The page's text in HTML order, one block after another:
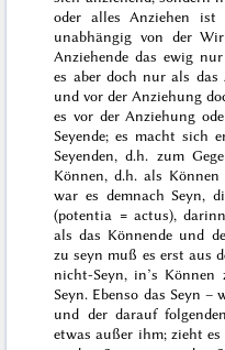
oder alles Anziehen
unabhängig von der
Anziehende das ewig nur
es aber doch nurals das
und vor der Anziehung
es vor der Anziehung
Seyende; es macht sich
Seyenden, d.h. zum
Können, d.h. als Können
war es demnach Seyn,
(potentia = actus),
als das Könnende und
zu seyn muß es erst aus
nicht-Seyn, in’s Können
Seyn. Ebenso das Seyn –
und der darauf
etwas außer ihm; zieht